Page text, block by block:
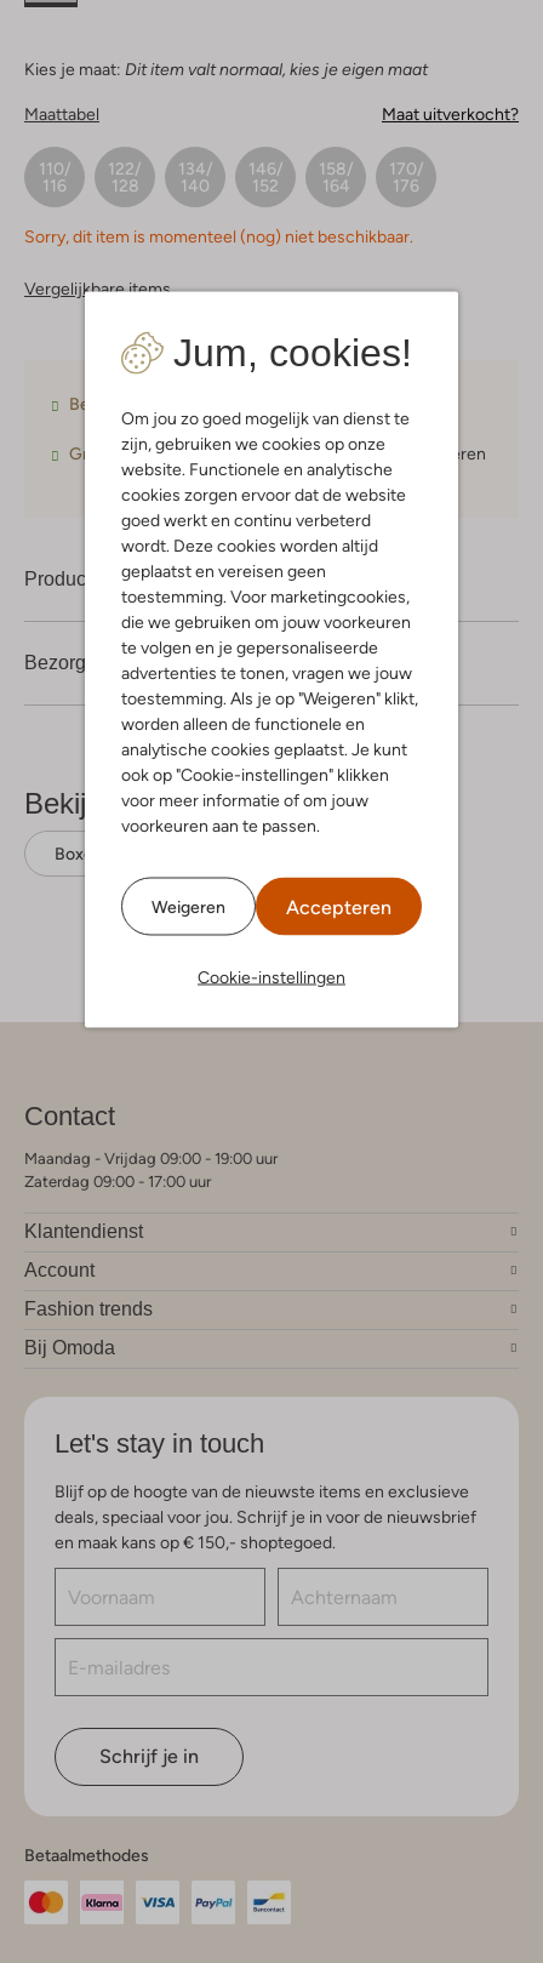
Jum, cookies!
Om jou zo goed mogelijk van dienst te
zijn, gebruiken we cookies op onze
website. Functionele en analytische
cookies zorgen ervoor dat de website
goed werkt en continu verbeterd
wordt. Deze cookies worden altijd
geplaatst en vereisen geen
toestemming. Voor marketingcookies,
die we gebruiken om jouw voorkeuren
te volgen en je gepersonaliseerde
advertenties te tonen, vragen we jouw
toestemming. Als je op "Weigeren" klikt,
worden alleen de functionele en
analytische cookies geplaatst. Je kunt
ook op "Cookie-instellingen" klikken
voor meer informatie of om jouw
voorkeuren aan te passen.
Weigeren Accepteren
Cookie-instellingen
Kies je maat: Dit item valt normaal, kies je eigen maat
Maattabel Maat uitverkocht?
110/
116
122/
128
134/
140
146/
152
158/
164
170/
176
Sorry, dit item is momenteel (nog) niet beschikbaar.
Vergelijkbare items
Betaal achteraf
Gratis verzendingvanaf € 75,- 30 dagen retourneren
Product informatie
Bezorgen & retourneren
Bekijk meer
Boxershorts
Contact
Maandag - Vrijdag 09:00 - 19:00 uur
Zaterdag 09:00 - 17:00 uur
Klantendienst
Account
Fashion trends
Bij Omoda
Let's stay in touch
Blijf op de hoogte van de nieuwste items en exclusieve
deals, speciaal voor jou. Schrijf je in voor de nieuwsbrief
en maak kans op € 150,- shoptegoed.
Schrijf je in
Betaalmethodes